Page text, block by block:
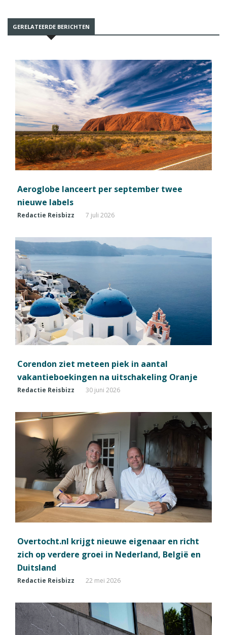
GERELATEERDE BERICHTEN
Aeroglobe lanceert per september twee
nieuwe labels
Redactie Reisbizz 7 juli 2026
Corendon ziet meteen piek in aantal
vakantieboekingen na uitschakeling Oranje
Redactie Reisbizz 30 juni 2026
Overtocht.nl krijgt nieuwe eigenaar en richt
zich op verdere groei in Nederland, België en
Duitsland
Redactie Reisbizz 22 mei 2026